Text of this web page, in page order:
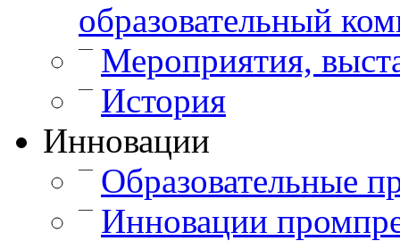
образовательный
— Мероприятия,
— История
Инновации
— Образовательные
— Инновации